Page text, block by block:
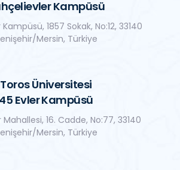
Kampüsü
1857 Sokak, No:12, 33140
Mersin, Türkiye
Toros Üniversitesi
45 Evler Kampüsü
16. Cadde, No:77, 33140
Mersin, Türkiye